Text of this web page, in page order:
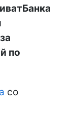
по
со